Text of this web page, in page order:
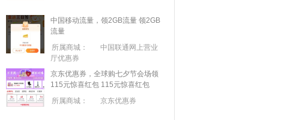
中国移动流量，领2GB流量 领2GB
流量
所属商城：
中国联通网上营业
厅优惠券
京东优惠券，全球购七夕节会场领
115元惊喜红包 115元惊喜红包
所属商城：
京东优惠券